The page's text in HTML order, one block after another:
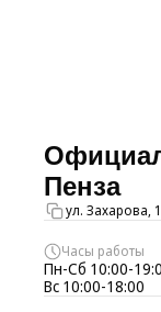
Пенза
ул. Захарова,
Часы работы
Пн-Сб 10:00-
Вс 10:00-18:00